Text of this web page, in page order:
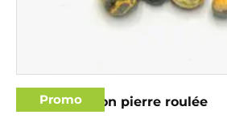
Promo
Jaspe bourdon pierre roulée